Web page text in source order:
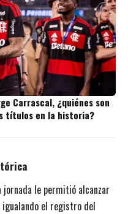
Carrascal, ¿quiénes son
títulos en la historia?
jornada le permitió alcanzar
igualando el registro del